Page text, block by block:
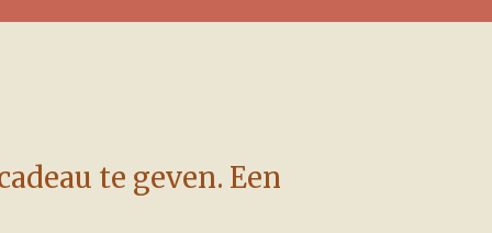
te geven. Een